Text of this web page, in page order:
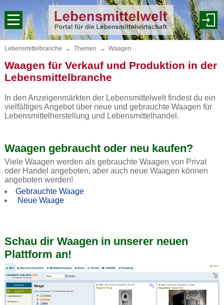
Lebensmittelbranche → Themen → Waagen
Waagen für Verkauf und Produktion in der
Lebensmittelbranche
In den Anzeigenmärkten der Lebensmittelwelt findest du ein
vielfältiges Angebot über neue und gebrauchte Waagen für
Lebensmittelherstellung und Lebensmittelhandel.
Waagen gebraucht oder neu kaufen?
Viele Waagen werden als gebrauchte Waagen von Privat
oder Handel angeboten, aber auch neue Waagen können
angeboten werden!
Gebrauchte Waage
Neue Waage
Schau dir Waagen in unserer neuen
Plattform an!